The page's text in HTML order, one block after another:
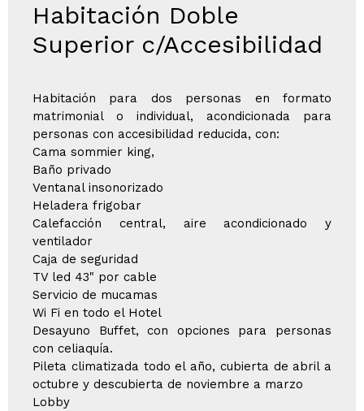
Habitación Doble
Superior c/Accesibilidad
Habitación para dos personas en formato
matrimonial o individual, acondicionada para
personas con accesibilidad reducida, con:
Cama sommier king,
Baño privado
Ventanal insonorizado
Heladera frigobar
Calefacción central, aire acondicionado y
ventilador
Caja de seguridad
TV led 43" por cable
Servicio de mucamas
Wi Fi en todo el Hotel
Desayuno Buffet, con opciones para personas
con celiaquía.
Pileta climatizada todo el año, cubierta de abril a
octubre y descubierta de noviembre a marzo
Lobby